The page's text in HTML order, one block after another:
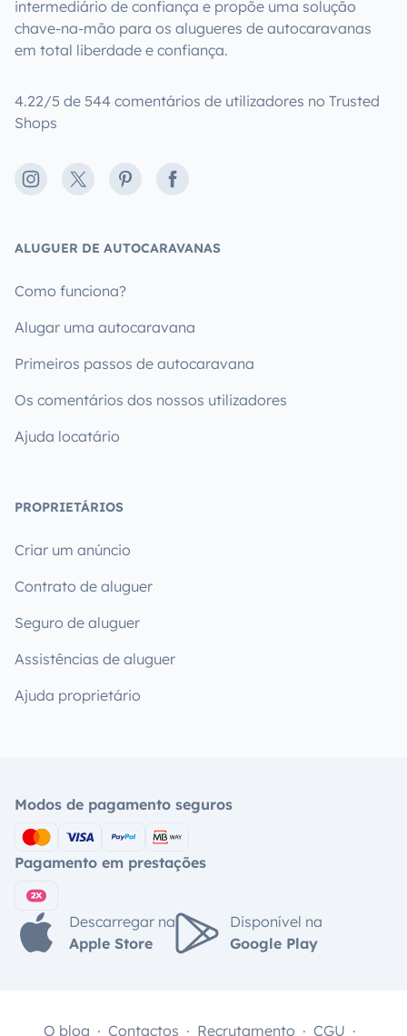
intermediário de confiança e propõe uma solução
chave-na-mão para os alugueres de autocaravanas
em total liberdade e confiança.
4.22/5 de 544 comentários de utilizadores no Trusted
Shops
Instagram
X PinterestFacebook
ALUGUER DE AUTOCARAVANAS
Como funciona?
Alugar uma autocaravana
Primeiros passos de autocaravana
Os comentários dos nossos utilizadores
Ajuda locatário
PROPRIETÁRIOS
Criar um anúncio
Contrato de aluguer
Seguro de aluguer
Assistências de aluguer
Ajuda proprietário
Modos de pagamento seguros
Pagamento em prestações
Descarregar na
Apple Store
Disponível na
Google Play
O blog Contactos Recrutamento CGU